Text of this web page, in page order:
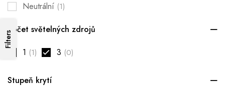
Neutrální (1)
Počet světelných zdrojů
1 (1) 3 (0)
Stupeň krytí
Filters